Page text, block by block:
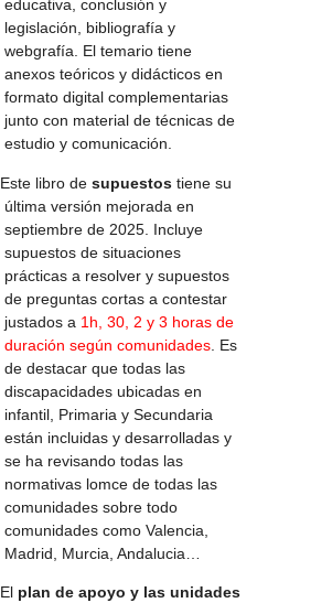
educativa, conclusión y
legislación, bibliografía y
webgrafía. El temario tiene
anexos teóricos y didácticos en
formato digital complementarias
junto con material de técnicas de
estudio y comunicación.
Este libro de supuestostiene su
última versión mejorada en
septiembre de 2025. Incluye
supuestos de situaciones
prácticas a resolver y supuestos
de preguntas cortas a contestar
justados a 1h, 30, 2 y 3 horas de
duración según comunidades . Es
de destacar que todas las
discapacidades ubicadas en
infantil, Primaria y Secundaria
están incluidas y desarrolladas y
se ha revisando todas las
normativas lomce de todas las
comunidades sobre todo
comunidades como Valencia,
Madrid, Murcia, Andalucia…
El plan de apoyo y las unidades